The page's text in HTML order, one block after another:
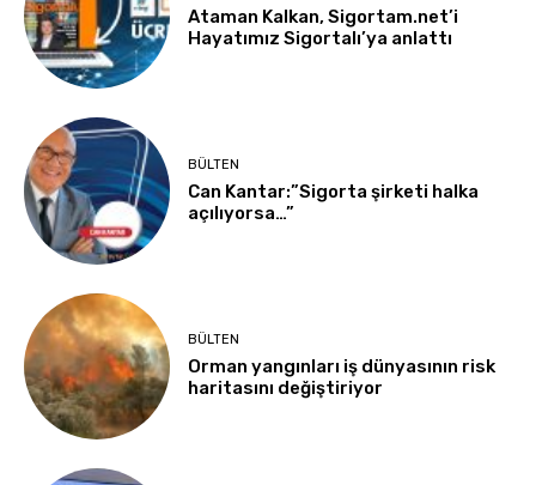
Ataman Kalkan, Sigortam.net’i
Hayatımız Sigortalı’ya anlattı
BÜLTEN
Can Kantar:”Sigorta şirketi halka
açılıyorsa…”
BÜLTEN
Orman yangınları iş dünyasının risk
haritasını değiştiriyor